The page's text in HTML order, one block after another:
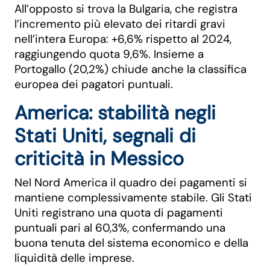
All’opposto si trova la Bulgaria, che registra
l’incremento più elevato dei ritardi gravi
nell’intera Europa: +6,6% rispetto al 2024,
raggiungendo quota 9,6%. Insieme a
Portogallo (20,2%) chiude anche la classifica
europea dei pagatori puntuali.
America: stabilità negli
Stati Uniti, segnali di
criticità in Messico
Nel Nord America il quadro dei pagamenti si
mantiene complessivamente stabile. Gli Stati
Uniti registrano una quota di pagamenti
puntuali pari al 60,3%, confermando una
buona tenuta del sistema economico e della
liquidità delle imprese.